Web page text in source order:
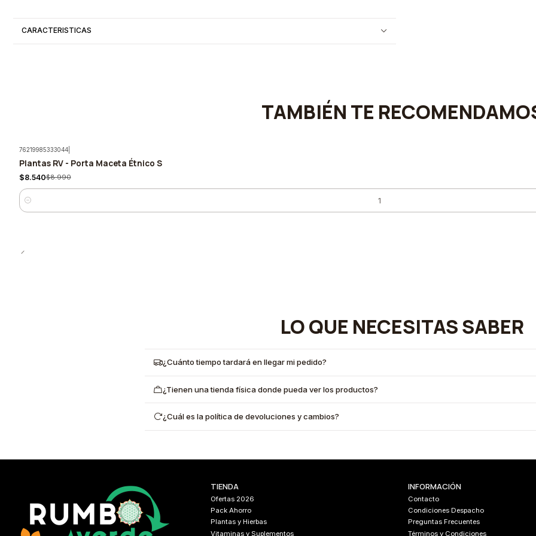
CARACTERISTICAS
TAMBIÉN TE
-5%
76219985333044|
Plantas RV - Porta Maceta Étnico S
$8.540$8.990
Cantidad
LO QUE NECESITAS SABER
¿Cuánto tiempo tardará en llegar mi pedido?
¿Tienen una tienda física donde pueda ver los productos?
¿Cuál es la política de devoluciones y cambios?
TIENDA
Ofertas 2026
Pack Ahorro
Plantas y Hierbas
Vitaminas y Suplementos
INFORMACIÓN
Contacto
Condiciones Despacho
Preguntas Frecuentes
Términos y Condiciones